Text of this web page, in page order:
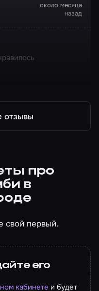
около месяца
назад
отзывы
про
в
свой первый.
его
кабинете и будет